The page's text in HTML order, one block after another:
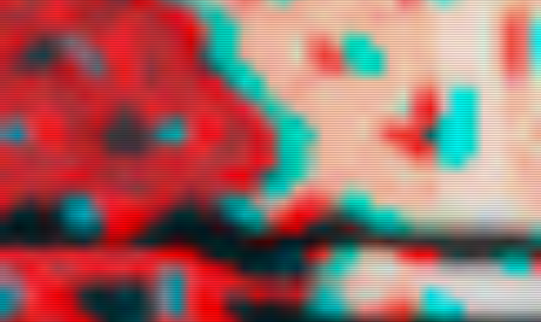
tinnituz trancyz xuggi
xxpujinxx yuhz